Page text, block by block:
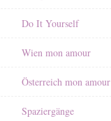
Do It Yourself
Wien mon amour
Österreich mon amour
Spaziergänge